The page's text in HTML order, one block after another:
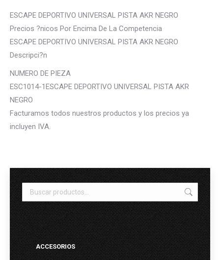
ESCAPE DEPORTIVO UNIVERSAL PISTA AKR NEGRO
Precios ?nicos Por Encima De La Competencia
ESCAPE DEPORTIVO UNIVERSAL PISTA AKR NEGRO
Descripci?n
NUMERO DE PIEZA
ESC1014-1ESCAPE DEPORTIVO UNIVERSAL PISTA AKR
NEGRO
Facturamos todos nuestros productos y los precios ya
incluyen IVA.
ACCESORIOS